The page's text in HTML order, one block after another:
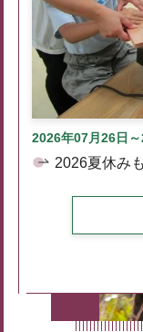
2026年07月26日
2026夏休み